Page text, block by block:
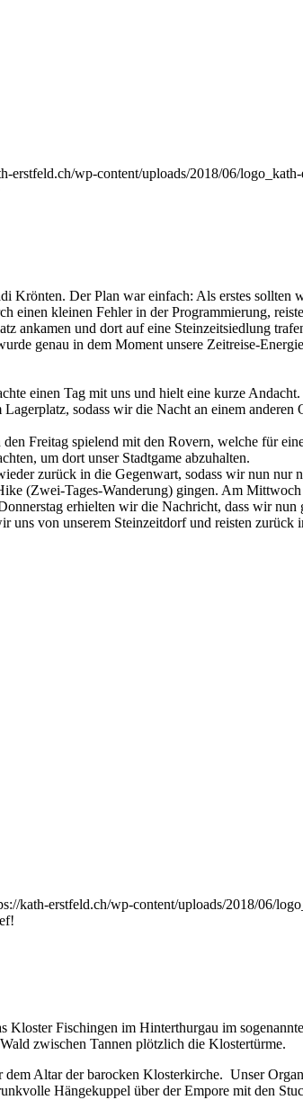
erstfeld.ch/wp-content/uploads/2018/06/
Krönten. Der Plan war einfach: Als erstes sollten
einen kleinen Fehler in der Programmierung,
ankamen und dort auf eine Steinzeitsiedlung
genau in dem Moment unsere Zeitreise-
einen Tag mit uns und hielt eine kurze
sodass wir die Nacht an einem anderen
Freitag spielend mit den Rovern, welche für
um dort unser Stadtgame abzuhalten.
zurück in die Gegenwart, sodass wir nun nur
(Zwei-Tages-Wanderung) gingen. Am
erhielten wir die Nachricht, dass wir nun
von unserem Steinzeitdorf und reisten
kath-erstfeld.ch/wp-content/uploads/2018/06/
Fischingen im Hinterthurgau im
zwischen Tannen plötzlich die Klostertürme.
Altar der barocken Klosterkirche. Unser
Hängekuppel über der Empore mit den